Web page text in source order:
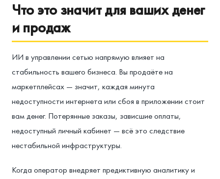
Что это значит для ваших денег
и продаж
ИИ в управлении сетью напрямую влияет на
стабильность вашего бизнеса. Вы продаёте на
маркетплейсах — значит, каждая минута
недоступности интернета или сбоя в приложении стоит
вам денег. Потерянные заказы, зависшие оплаты,
недоступный личный кабинет — всё это следствие
нестабильной инфраструктуры.
Когда оператор внедряет предиктивную аналитику и